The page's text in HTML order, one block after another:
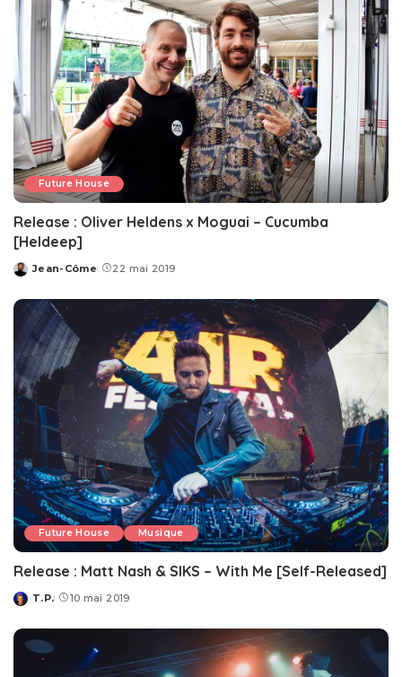
Future House
Release : Oliver Heldens x Moguai – Cucumba
[Heldeep]
Posted
Jean-Côme 22 mai 2019
Future House Musique
Release : Matt Nash & SIKS – With Me [Self-Released]
Posted
T.P. 10 mai 2019